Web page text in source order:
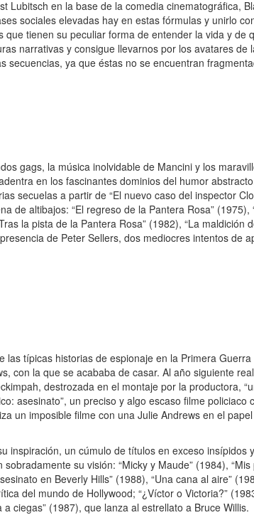
en la base de la comedia cinematográfica,
sociales elevadas hay en estas fórmulas y unirlo
tienen su peculiar forma de entender la vida y de
narrativas y consigue llevarnos por los avatares de
secuencias, ya que éstas no se encuentran
gags, la música inolvidable de Mancini y los
en los fascinantes dominios del humor
secuelas a partir de “El nuevo caso del inspector
de altibajos: “El regreso de la Pantera Rosa”
la pista de la Pantera Rosa” (1982), “La maldición
de Peter Sellers, dos mediocres intentos de
típicas historias de espionaje en la Primera
con la que se acababa de casar. Al año siguiente
destrozada en el montaje por la productora,
asesinato”, un preciso y algo escaso filme
un imposible filme con una Julie Andrews en el
un cúmulo de títulos en exceso insípidos
su visión: “Micky y Maude” (1984),
en Beverly Hills” (1988), “Una cana al aire”
del mundo de Hollywood; “¿Víctor o Victoria?”
ciegas” (1987), que lanza al estrellato a Bruce Willis.